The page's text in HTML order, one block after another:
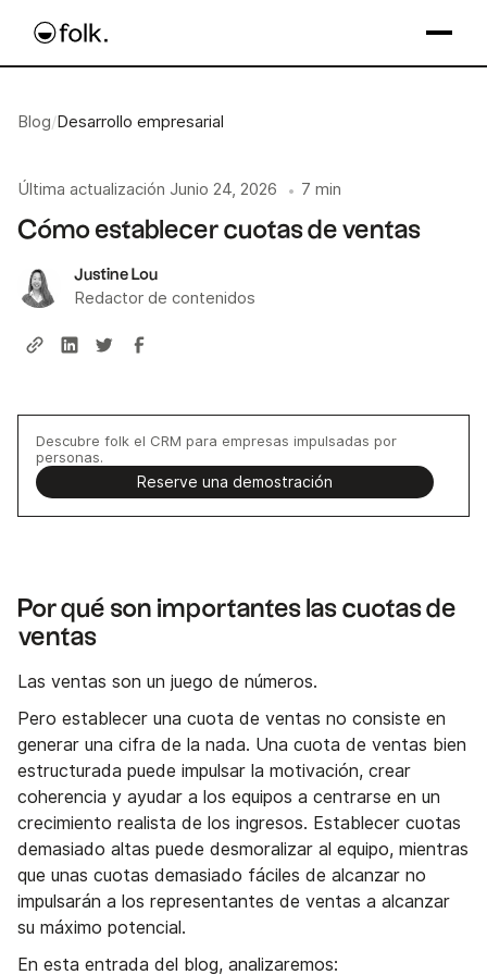
Blog/Desarrollo empresarial
Última actualización Junio 24, 2026 • 7 min
Cómo establecer cuotas de ventas
Justine Lou
Redactor de contenidos
Descubre folk el CRM para empresas impulsadas por
personas.
Reserve una demostración
Por qué son importantes las cuotas de
ventas
Las ventas son un juego de números.
Pero establecer una cuota de ventas no consiste en
generar una cifra de la nada. Una cuota de ventas bien
estructurada puede impulsar la motivación, crear
coherencia y ayudar a los equipos a centrarse en un
crecimiento realista de los ingresos. Establecer cuotas
demasiado altas puede desmoralizar al equipo, mientras
que unas cuotas demasiado fáciles de alcanzar no
impulsarán a los representantes de ventas a alcanzar
su máximo potencial.
En esta entrada del blog, analizaremos: